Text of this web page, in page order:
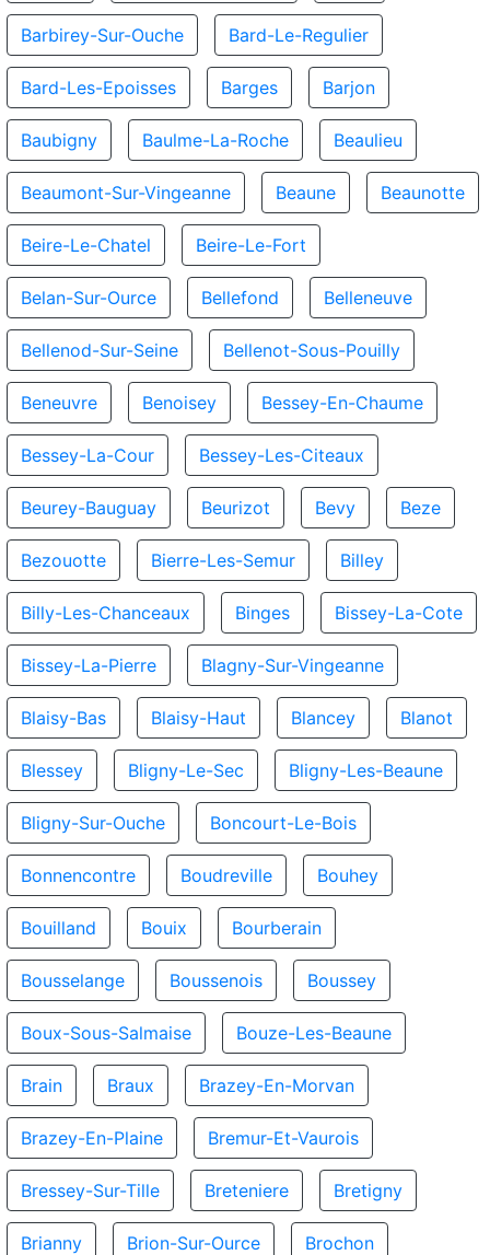
Barbirey-Sur-Ouche Bard-Le-Regulier
Bard-Les-Epoisses Barges Barjon
Baubigny Baulme-La-Roche Beaulieu
Beaumont-Sur-Vingeanne Beaune Beaunotte
Beire-Le-Chatel Beire-Le-Fort
Belan-Sur-Ource Bellefond Belleneuve
Bellenod-Sur-Seine Bellenot-Sous-Pouilly
Beneuvre Benoisey Bessey-En-Chaume
Bessey-La-Cour Bessey-Les-Citeaux
Beurey-Bauguay Beurizot Bevy Beze
Bezouotte Bierre-Les-Semur Billey
Billy-Les-Chanceaux Binges Bissey-La-Cote
Bissey-La-Pierre Blagny-Sur-Vingeanne
Blaisy-Bas Blaisy-Haut Blancey Blanot
Blessey Bligny-Le-Sec Bligny-Les-Beaune
Bligny-Sur-Ouche Boncourt-Le-Bois
Bonnencontre Boudreville Bouhey
Bouilland Bouix Bourberain
Bousselange Boussenois Boussey
Boux-Sous-Salmaise Bouze-Les-Beaune
Brain Braux Brazey-En-Morvan
Brazey-En-Plaine Bremur-Et-Vaurois
Bressey-Sur-Tille Breteniere Bretigny
Brianny Brion-Sur-Ource Brochon